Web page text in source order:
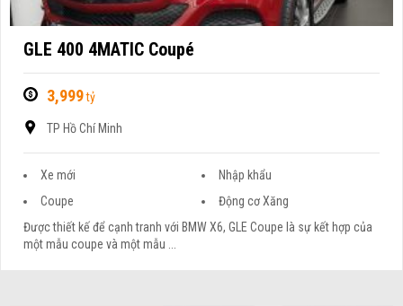
GLE 400 4MATIC Coupé
3,999tỷ
TP Hồ Chí Minh
Xe mới
Nhập khẩu
Coupe
Động cơ Xăng
Được thiết kế để cạnh tranh với BMW X6, GLE Coupe là sự kết hợp của
một mẫu coupe và một mẫu ...